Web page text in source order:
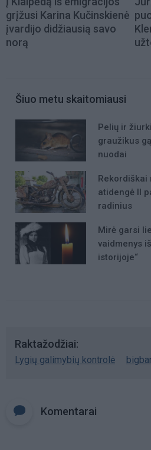
grįžusi Karina Kučinskienė
įvardijo didžiausią savo
norą
Šiuo metu skaitomiausi
Pelių ir
graužikus
nuodai
Rekordiškai
atidengė II
radinius
Mirė garsi
vaidmenys
istorijoje“
Raktažodžiai
Lygių galimybių kontrolė
Komentarai